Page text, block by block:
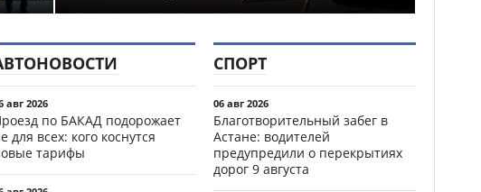
авг 2026
по БАКАД подорожает
для всех: кого коснутся
тарифы
СПОРТ
06 авг 2026
Благотворительный забег в
Астане: водителей
предупредили о перекрытиях
дорог 9 августа